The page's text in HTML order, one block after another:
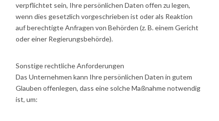
verpflichtet sein, Ihre persönlichen Daten offen zu legen,
wenn dies gesetzlich vorgeschrieben ist oder als Reaktion
auf berechtigte Anfragen von Behörden (z. B. einem Gericht
oder einer Regierungsbehörde).
Sonstige rechtliche Anforderungen
Das Unternehmen kann Ihre persönlichen Daten in gutem
Glauben offenlegen, dass eine solche Maßnahme notwendig
ist, um: